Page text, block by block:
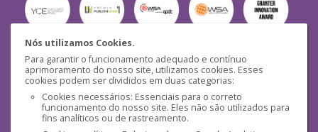
Nós utilizamos Cookies.
Para garantir o funcionamento adequado e contínuo
aprimoramento do nosso site, utilizamos cookies. Esses
cookies podem ser divididos em duas categorias:
Cookies necessários: Essenciais para o correto
funcionamento do nosso site. Eles não são utilizados para
fins analíticos ou de rastreamento.
Segurança